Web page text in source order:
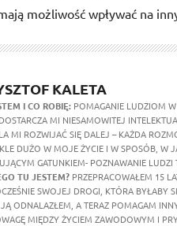
możliwość wpływać na
KALETA
I CO ROBIĘ: POMAGANIE LUDZIOM
MI NIESAMOWITEJ
MI ROZWIJAĆ SIĘ DALEJ – KAŻDA
DUŻO W MOJE ŻYCIE I W SPOSÓB, W
GATUNKIEM- POZNAWANIE
TU JESTEM? PRZEPRACOWAŁEM 15
SWOJEJ DROGI, KTÓRA BYŁABY
ODNALAZŁEM, A TERAZ POMAGAM
MIĘDZY ŻYCIEM ZAWODOWYM I